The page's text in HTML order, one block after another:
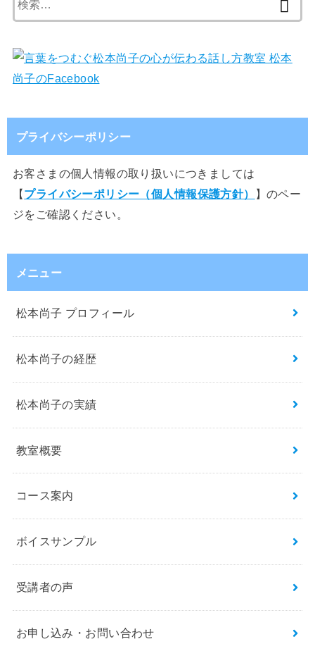
索:
プライバシーポリシー
お客さまの個人情報の取り扱いにつきましては
【プライバシーポリシー（個人情報保護方針）
】のペー
ジをご確認ください。
メニュー
松本尚子 プロフィール
松本尚子の経歴
松本尚子の実績
教室概要
コース案内
ボイスサンプル
受講者の声
お申し込み・お問い合わせ